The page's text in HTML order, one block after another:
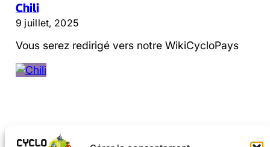
Chili
9 juillet, 2025
Vous serez redirigé vers notre WikiCycloPays